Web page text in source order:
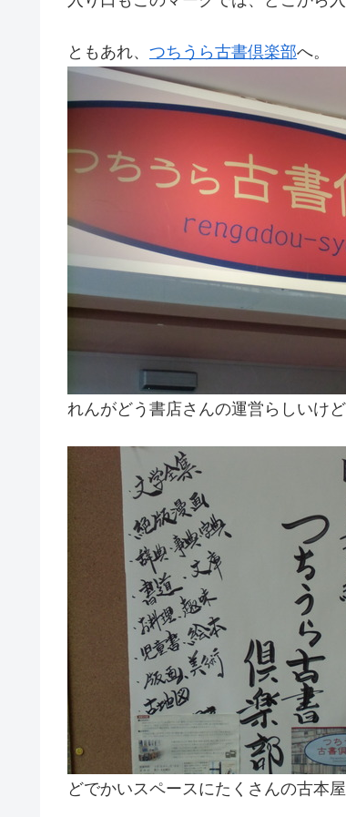
ともあれ、 つちうら古書倶楽部へ。
れんがどう書店さんの運営らしいけど
どでかいスペースにたくさんの古本